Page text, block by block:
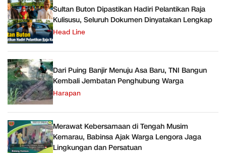
Sultan Buton Dipastikan Hadiri Pelantikan Raja
Kulisusu, Seluruh Dokumen Dinyatakan Lengkap
Head Line
Dari Puing Banjir Menuju Asa Baru, TNI Bangun
Kembali Jembatan Penghubung Warga
Harapan
Merawat Kebersamaan di Tengah Musim
Kemarau, Babinsa Ajak Warga Lengora Jaga
Lingkungan dan Persatuan